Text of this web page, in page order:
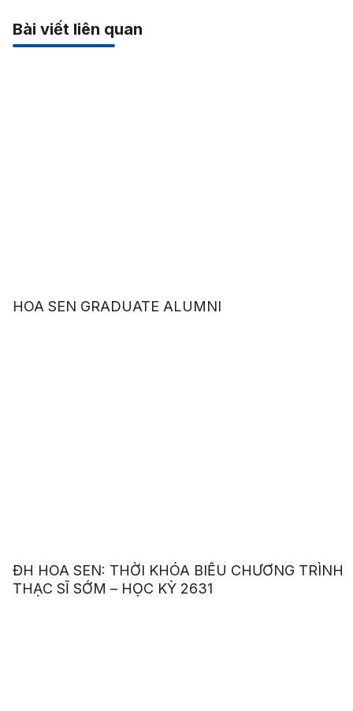
Bài viết liên quan
HOA SEN GRADUATE ALUMNI
ĐH HOA SEN: THỜI KHÓA BIỂU CHƯƠNG TRÌNH
THẠC SĨ SỚM – HỌC KỲ 2631